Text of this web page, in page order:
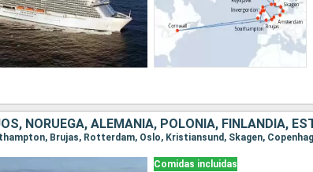
Comidas incluidas